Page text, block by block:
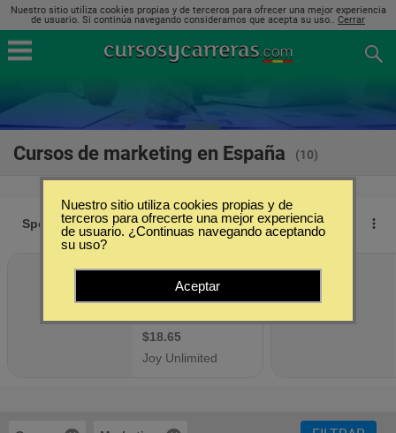
Nuestro sitio utiliza cookies propias y de terceros para ofrecer una mejor experiencia
de usuario. Si continúa navegando consideramos que acepta su uso.. Cerrar
Cursos de marketing en España (10)
Nuestro sitio utiliza cookies propias y de
terceros para ofrecerte una mejor experiencia
de usuario. ¿Continuas navegando aceptando
su uso?
Aceptar